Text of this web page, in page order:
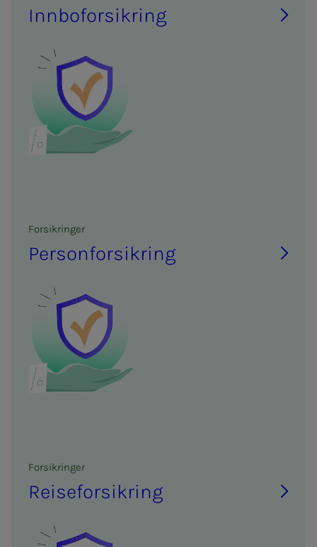
Inn­­­bo­­­for­­­sik­ring
For­­­sik­rin­­­ger
Per­­­son­­­for­­­sik­ring
For­­­sik­rin­­­ger
Reise­­­for­­­sik­ring